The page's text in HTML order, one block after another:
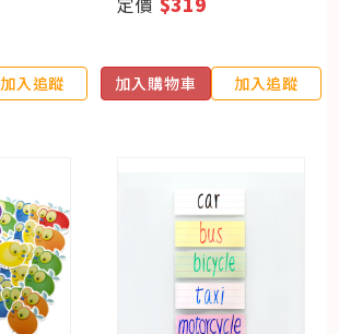
加入追蹤 加入購物車 加入追蹤